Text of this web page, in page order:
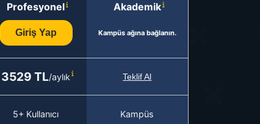
Profesyonel
Giriş Yap
Akademik
Kampüs ağına bağlanın.
3529 TL/aylık Teklif Al
5+ Kullanıcı Kampüs